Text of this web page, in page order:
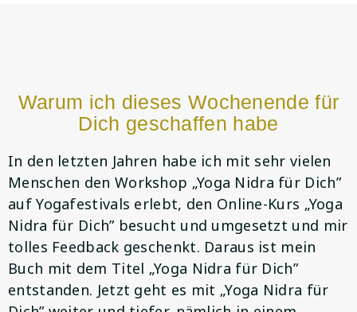
Warum ich dieses Wochenende für
Dich geschaffen habe
In den letzten Jahren habe ich mit sehr vielen
Menschen den Workshop „Yoga Nidra für Dich”
auf Yogafestivals erlebt, den Online-Kurs „Yoga
Nidra für Dich” besucht und umgesetzt und mir
tolles Feedback geschenkt. Daraus ist mein
Buch mit dem Titel „Yoga Nidra für Dich”
entstanden. Jetzt geht es mit „Yoga Nidra für